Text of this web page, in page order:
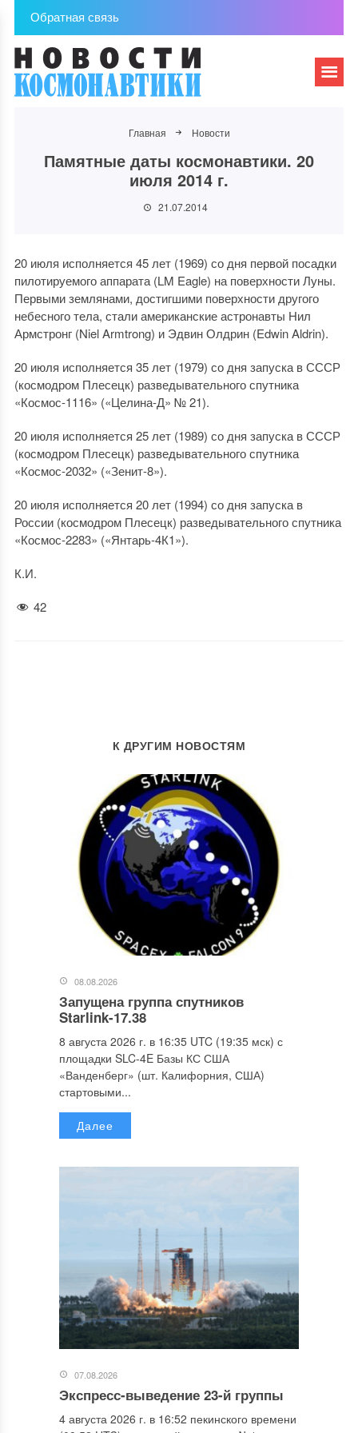
Обратная связь
Главная Новости
Памятные даты космонавтики. 20
июля 2014 г.
21.07.2014
20 июля исполняется 45 лет (1969) со дня первой посадки
пилотируемого аппарата (LM Eagle) на поверхности Луны.
Первыми землянами, достигшими поверхности другого
небесного тела, стали американские астронавты Нил
Армстронг (Niel Armtrong) и Эдвин Олдрин (Edwin Aldrin).
20 июля исполняется 35 лет (1979) со дня запуска в СССР
(космодром Плесецк) разведывательного спутника
«Космос-1116» («Целина-Д» № 21).
20 июля исполняется 25 лет (1989) со дня запуска в СССР
(космодром Плесецк) разведывательного спутника
«Космос-2032» («Зенит-8»).
20 июля исполняется 20 лет (1994) со дня запуска в
России (космодром Плесецк) разведывательного спутника
«Космос-2283» («Янтарь-4К1»).
К.И.
42
К ДРУГИМ НОВОСТЯМ
08.08.2026
Запущена группа спутников
Starlink-17.38
8 августа 2026 г. в 16:35 UTC (19:35 мск) с
площадки SLC-4E Базы КС США
«Ванденберг» (шт. Калифорния, США)
стартовыми...
Далее
07.08.2026
Экспресс-выведение 23-й группы
4 августа 2026 г. в 16:52 пекинского времени